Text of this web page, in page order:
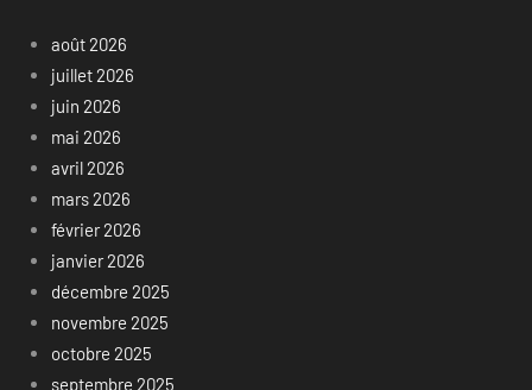
août 2026
juillet 2026
juin 2026
mai 2026
avril 2026
mars 2026
février 2026
janvier 2026
décembre 2025
novembre 2025
octobre 2025
septembre 2025